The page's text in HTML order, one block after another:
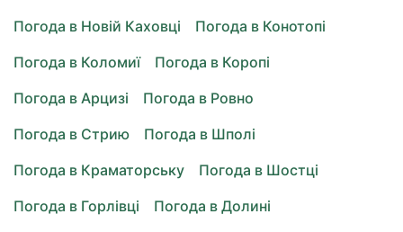
Погода в Новій Каховці
Погода в Конотопі
Погода в Коломиї
Погода в Коропі
Погода в Арцизі
Погода в Ровно
Погода в Стрию
Погода в Шполі
Погода в Краматорську
Погода в Шостці
Погода в Горлівці
Погода в Долині